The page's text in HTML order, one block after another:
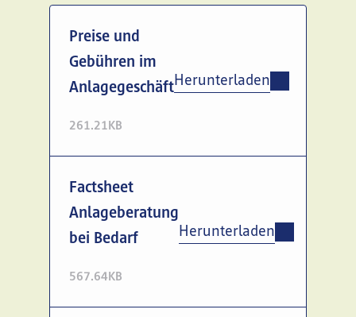
Preise und
Gebühren im
Anlagegeschäft
261.21KB
Herunterladen
Factsheet
Anlageberatung
bei Bedarf
567.64KB
Herunterladen